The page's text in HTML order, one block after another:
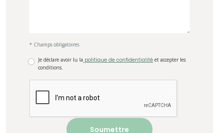
* Champs obligatoires
Je déclare avoir lu la politique de confidentialité et accepter les
conditions.